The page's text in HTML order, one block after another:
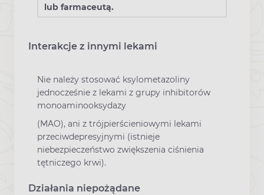
lub farmaceutą.
Interakcje z innymi lekami
Nie należy stosować ksylometazoliny
jednocześnie z lekami z grupy inhibitorów
monoaminooksydazy
(MAO), ani z trójpierścieniowymi lekami
przeciwdepresyjnymi (istnieje
niebezpieczeństwo zwiększenia ciśnienia
tętniczego krwi).
Działania niepożądane